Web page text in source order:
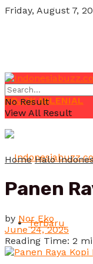
Friday, August 7,
POJOK MILENIAL
Terbaru
No Result
View All Result
Home Halo
Panen
by Nor Eko
June 24, 2025
Reading Time: 2